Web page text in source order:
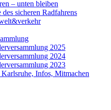
– unten bleiben
sicheren Radfahrens
2025
2024
2023
Infos, Mitmachen